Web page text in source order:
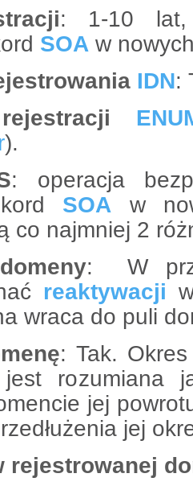
: 1-10
SOA w
IDN:
).
: operacja
SOA w
co najmniej 2
: W
reaktywacji
wraca do puli
: Tak.
rozumiana
jej
jej
rejestrowanej